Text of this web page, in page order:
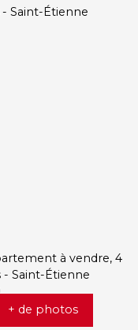
+ de photos